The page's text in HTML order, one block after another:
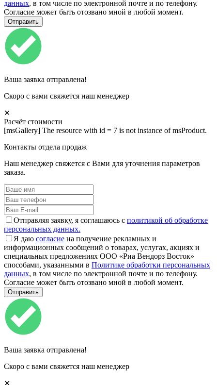
данных, в том числе по электронной почте и по телефону.
Согласие может быть отозвано мной в любой момент.
Ваша заявка отправлена!
Скоро с вами свяжется наш менеджер
✕
Расчёт стоимости
[msGallery] The resource with id = 7 is not instance of msProduct.
Контакты отдела продаж
Наш менеджер свяжется с Вами для уточнения параметров
заказа.
Отправляя заявку, я соглашаюсь с политикой об обработке
персональных данных.
Я даю согласие на получение рекламных и
информационных сообщений о товарах, услугах, акциях и
специальных предложениях ООО «Риа Вендорз Восток»
способами, указанными в Политике обработки персональных
данных, в том числе по электронной почте и по телефону.
Согласие может быть отозвано мной в любой момент.
Ваша заявка отправлена!
Скоро с вами свяжется наш менеджер